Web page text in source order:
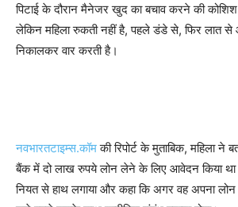
पिटाई के दौरान मैनेजर खुद का बचाव करने की
लेकिन महिला रुकती नहीं है, पहले डंडे से, फिर लात
निकालकर वार करती है।
नवभारतटाइम्स.कॉमकी रिपोर्ट के मुताबिक, महिला ने
बैंक में दो लाख रुपये लोन लेने के लिए आवेदन किया
नियत से हाथ लगाया और कहा कि अगर वह अपना लोन